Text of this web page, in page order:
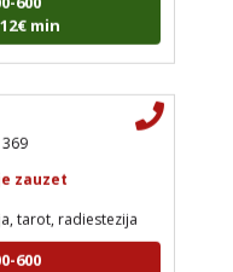
min
zauzet
tarot, radiestezija
600